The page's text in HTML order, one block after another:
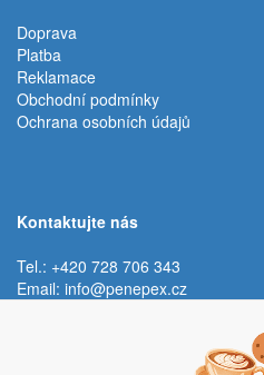
Doprava
Platba
Reklamace
Obchodní podmínky
Ochrana osobních údajů
Kontaktujte nás
Tel.: +420 728 706 343
Email: info@penepex.cz
Trávník 2076, 686 03 Staré Město